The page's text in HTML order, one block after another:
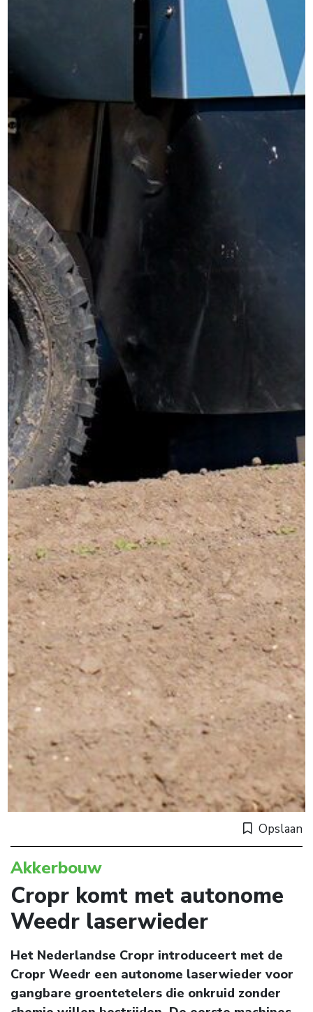
Opslaan
Akkerbouw
Cropr komt met autonome
Weedr laserwieder
Het Nederlandse Cropr introduceert met de
Cropr Weedr een autonome laserwieder voor
gangbare groentetelers die onkruid zonder